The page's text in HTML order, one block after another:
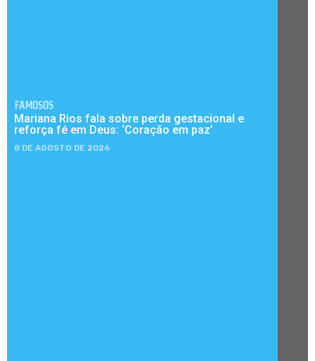
FAMOSOS
Mariana Rios fala sobre perda gestacional e
reforça fé em Deus: ‘Coração em paz’
8 DE AGOSTO DE 2026